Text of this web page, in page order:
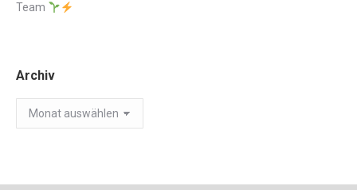
Team
Archiv
Archiv